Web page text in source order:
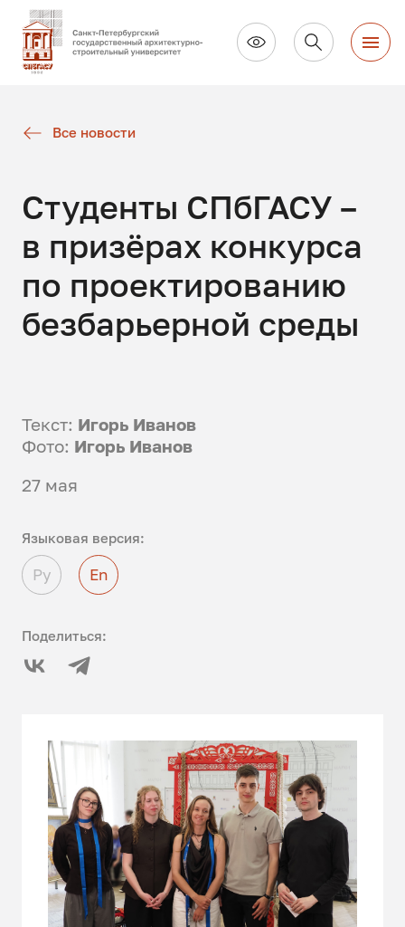
Все новости
Студенты СПбГАСУ –
в призёрах конкурса
по проектированию
безбарьерной среды
Текст: Игорь Иванов
Фото: Игорь Иванов
27 мая
Языковая версия:
Ру En
Поделиться: